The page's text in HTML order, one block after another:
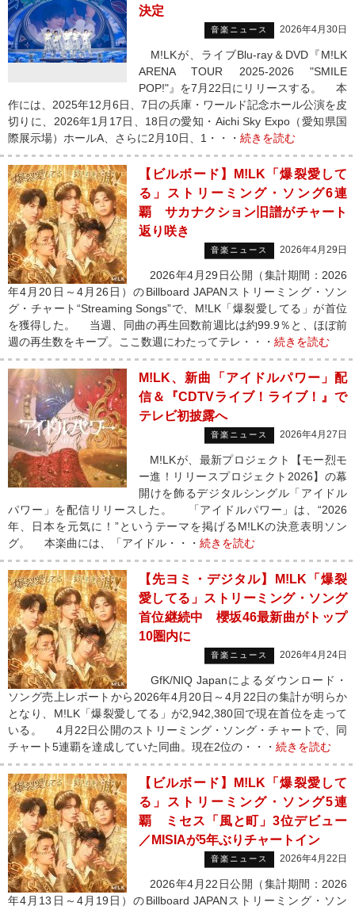
決定
音楽ニュース 2026年4月30日
M!LKが、ライブBlu-ray＆DVD『M!LK
ARENA TOUR 2025-2026 "SMILE
POP!"』を7月22日にリリースする。 本
作には、2025年12月6日、7日の兵庫・ワールド記念ホール公演を皮
切りに、2026年1月17日、18日の愛知・Aichi Sky Expo（愛知県国
際展示場）ホールA、さらに2月10日、1・・・ 続きを読む
【ビルボード】M!LK「爆裂愛して
る」ストリーミング・ソング6連
覇 サカナクション旧譜がチャート
返り咲き
音楽ニュース 2026年4月29日
2026年4月29日公開（集計期間：2026
年4月20日～4月26日）のBillboard JAPANストリーミング・ソン
グ・チャート“Streaming Songs”で、M!LK「爆裂愛してる」が首位
を獲得した。 当週、同曲の再生回数前週比は約99.9％と、ほぼ前
週の再生数をキープ。ここ数週にわたってテレ・・・ 続きを読む
M!LK、新曲「アイドルパワー」配
信＆『CDTVライブ！ライブ！』で
テレビ初披露へ
音楽ニュース 2026年4月27日
M!LKが、最新プロジェクト【モー烈モ
ー進！リリースプロジェクト2026】の幕
開けを飾るデジタルシングル「アイドル
パワー」を配信リリースした。 「アイドルパワー」は、“2026
年、日本を元気に！”というテーマを掲げるM!LKの決意表明ソン
グ。 本楽曲には、「アイドル・・・ 続きを読む
【先ヨミ・デジタル】M!LK「爆裂
愛してる」ストリーミング・ソング
首位継続中 櫻坂46最新曲がトップ
10圏内に
音楽ニュース 2026年4月24日
GfK/NIQ Japanによるダウンロード・
ソング売上レポートから2026年4月20日～4月22日の集計が明らか
となり、M!LK「爆裂愛してる」が2,942,380回で現在首位を走って
いる。 4月22日公開のストリーミング・ソング・チャートで、同
チャート5連覇を達成していた同曲。現在2位の・・・ 続きを読む
【ビルボード】M!LK「爆裂愛して
る」ストリーミング・ソング5連
覇 ミセス「風と町」3位デビュー
／MISIAが5年ぶりチャートイン
音楽ニュース 2026年4月22日
2026年4月22日公開（集計期間：2026
年4月13日～4月19日）のBillboard JAPANストリーミング・ソン